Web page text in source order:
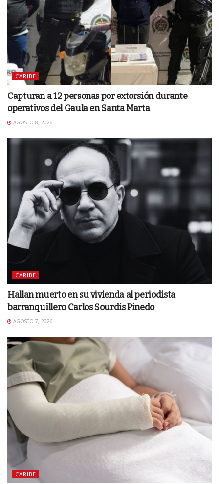
CARIBE
Capturan a 12 personas por extorsión durante
operativos del Gaula en Santa Marta
AGOSTO 8, 2026
CARIBE
Hallan muerto en su vivienda al periodista
barranquillero Carlos Sourdis Pinedo
AGOSTO 7, 2026
CARIBE